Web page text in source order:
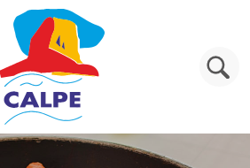
inhoud gaan